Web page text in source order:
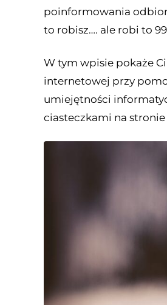
poinformowania
to robisz…. ale robi to
W tym wpisie pokaże
internetowej przy
umiejętności
ciasteczkami na